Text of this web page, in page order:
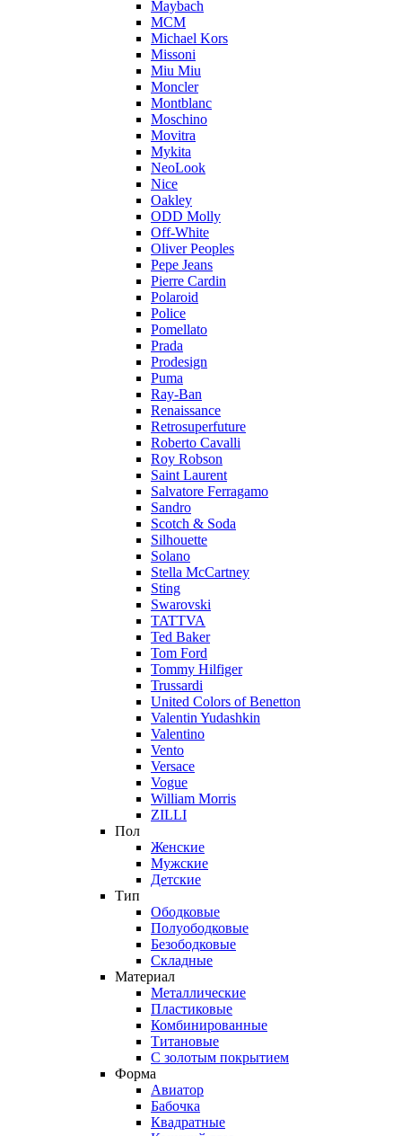
Maybach
MCM
Michael Kors
Missoni
Miu Miu
Moncler
Montblanc
Moschino
Movitra
Mykita
NeoLook
Nice
Oakley
ODD Molly
Off-White
Oliver Peoples
Pepe Jeans
Pierre Cardin
Polaroid
Police
Pomellato
Prada
Prodesign
Puma
Ray-Ban
Renaissance
Retrosuperfuture
Roberto Cavalli
Roy Robson
Saint Laurent
Salvatore Ferragamo
Sandro
Scotch & Soda
Silhouette
Solano
Stella McCartney
Sting
Swarovski
TATTVA
Ted Baker
Tom Ford
Tommy Hilfiger
Trussardi
United Colors of Benetton
Valentin Yudashkin
Valentino
Vento
Versace
Vogue
William Morris
ZILLI
Пол
Женские
Мужские
Детские
Тип
Ободковые
Полуободковые
Безободковые
Складные
Материал
Металлические
Пластиковые
Комбинированные
Титановые
С золотым покрытием
Форма
Авиатор
Бабочка
Квадратные